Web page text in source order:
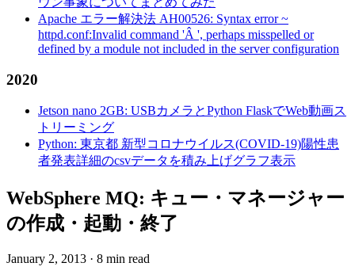
Apache エラー解決法 AH00526: Syntax error ~
httpd.conf:Invalid command 'Â ', perhaps misspelled or
defined by a module not included in the server configuration
2020
Jetson nano 2GB: USBカメラとPython FlaskでWeb動画ス
トリーミング
Python: 東京都 新型コロナウイルス(COVID-19)陽性患
者発表詳細のcsvデータを積み上げグラフ表示
WebSphere MQ: キュー・マネージャー
の作成・起動・終了
January 2, 2013 · 8 min read